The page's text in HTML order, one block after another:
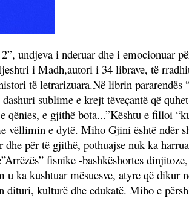
undjeva i nderuar dhe i emocionuar
i Madh,autori i 34 librave, të
të letrarizuara.Në librin pararendës
sublime e krejt tëveçantë që
e gjithë bota...”Kështu e filloi
vëllimin e dytë. Miho Gjini është ndër
për të gjithë, pothuajse nuk ka
fisnike -bashkëshortes
u ka kushtuar mësuesve, atyre që
dituri, kulturë dhe edukatë. Miho e